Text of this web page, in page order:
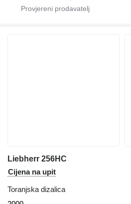
Liebherr 256HC
Cijena na upit
Toranjska dizalica